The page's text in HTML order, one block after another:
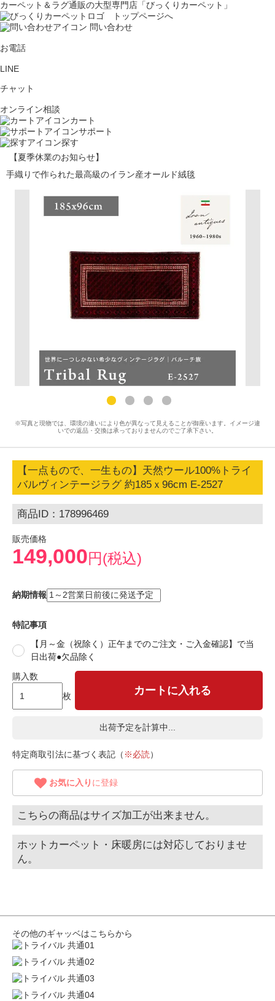
カーペット＆ラグ通販の大型専門店「びっくりカーペット」
問い合わせ
お電話
LINE
チャット
オンライン相談
カート
サポート
探す
【夏季休業のお知らせ】
手織りで作られた最高級のイラン産オールド絨毯
※写真と現物では、環境の違いにより色が異なって見えることが御座います。イメージ違
いでの返品・交換は承っておりませんのでご了承下さい。
【一点もので、一生もの】天然ウール100%トライ
バルヴィンテージラグ 約185ｘ96cm E-2527
商品ID：178996469
販売価格
149,000円(税込)
納期情報
特記事項
【月～金（祝除く）正午までのご注文・ご入金確認】で当
日出荷●欠品除く
購入数
枚
カートに入れる
出荷予定を計算中...
特定商取引法に基づく表記（ ※必読）
お気に入り に登録
こちらの商品はサイズ加工が出来ません。
ホットカーペット・床暖房には対応しておりませ
ん。
その他のギャッベはこちらから